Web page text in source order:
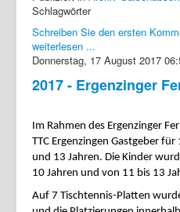
Schlagwörter
Schreiben Sie den ersten
weiterlesen ...
Donnerstag, 17 August 2017
2017 - Ergenzinger
Im Rahmen des Ergenzinger
TTC Ergenzingen Gastgeber
und 13 Jahren. Die Kinder
10 Jahren und von 11 bis 13
Auf 7 Tischtennis-Platten